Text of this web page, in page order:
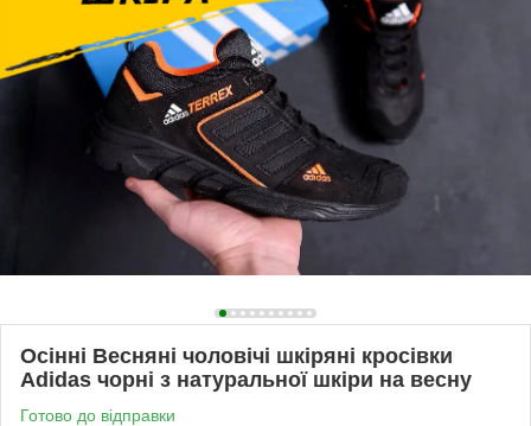
Осінні Весняні чоловічі шкіряні кросівки
Adidas чорні з натуральної шкіри на весну
Готово до відправки